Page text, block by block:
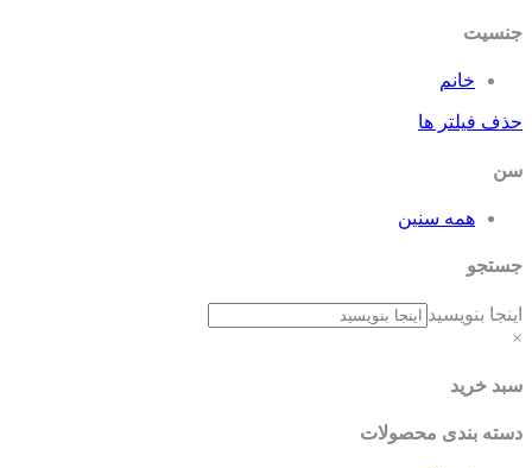
جنسیت
خانم
حذف فیلتر ها
سن
همه سنین
جستجو
اینجا بنویسید
×
سبد خرید
دسته بندی محصولات